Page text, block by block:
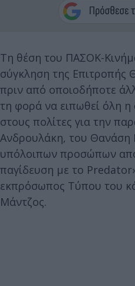
Τη θέση του ΠΑΣΟΚ-
σύγκληση της Επιτροπής
πριν από οποιοδήποτε
τη φορά να ειπωθεί όλη η
στους πολίτες για την
Ανδρουλάκη, του Θανάση
υπόλοιπων προσώπων
παγίδευση με το
εκπρόσωπος Τύπου του
Μάντζος.